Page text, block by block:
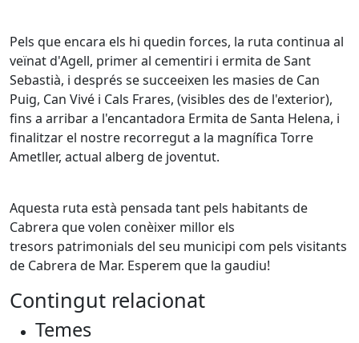
Pels que encara els hi quedin forces, la ruta continua al
veïnat d'Agell, primer al cementiri i ermita de Sant
Sebastià, i després se succeeixen les masies de Can
Puig, Can Vivé i Cals Frares, (visibles des de l'exterior),
fins a arribar a l'encantadora Ermita de Santa Helena, i
finalitzar el nostre recorregut a la magnífica Torre
Ametller, actual alberg de joventut.
Aquesta ruta està pensada tant pels habitants de
Cabrera que volen conèixer millor els
tresors patrimonials del seu municipi com pels visitants
de Cabrera de Mar. Esperem que la gaudiu!
Contingut relacionat
Temes